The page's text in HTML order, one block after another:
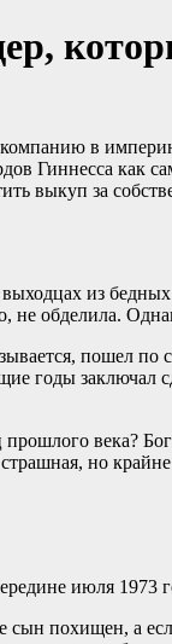
в
Гиннесса как
выкуп за
из
обделила.
пошел
годы заключал
века?
но
июля
похищен, а